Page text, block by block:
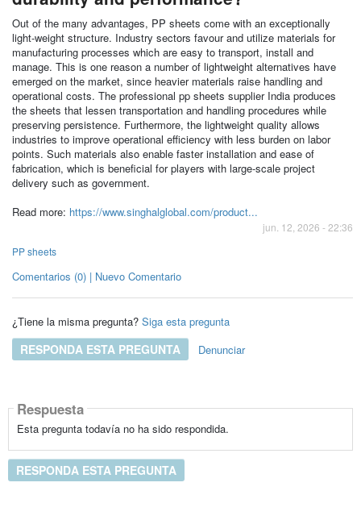
Out of the many advantages, PP sheets come with an exceptionally
light-weight structure. Industry sectors favour and utilize materials for
manufacturing processes which are easy to transport, install and
manage. This is one reason a number of lightweight alternatives have
emerged on the market, since heavier materials raise handling and
operational costs. The professional pp sheets supplier India produces
the sheets that lessen transportation and handling procedures while
preserving persistence. Furthermore, the lightweight quality allows
industries to improve operational efficiency with less burden on labor
points. Such materials also enable faster installation and ease of
fabrication, which is beneficial for players with large-scale project
delivery such as government.
Read more: https://www.singhalglobal.com/product...
jun. 12, 2026 - 22:36
PP sheets
Comentarios (0) | Nuevo Comentario
¿Tiene la misma pregunta? Siga esta pregunta
RESPONDA ESTA PREGUNTA Denunciar
Respuesta
Esta pregunta todavía no ha sido respondida.
RESPONDA ESTA PREGUNTA